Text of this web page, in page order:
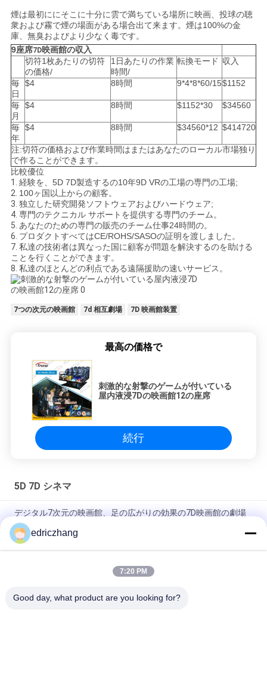
煙は最初ににそこに十分に雲で満ちている場所に映画、投球の聴
衆および霧で煙の場面がある場合出て来ます。煙は100%の金
庫、無臭およびより少なく毒です。
9座席7D映画館の収入
切符1枚あたりの切符
の価格/
1日あたりの作業
時間/
転換モード 収入
毎
日
$4 8時間 9*4*8*60/15$1152
毎
月
$4 8時間 $1152*30 $34560
毎
年
$4 8時間 $34560*12 $414720
注:切符の価格および作業時間はまたはあなたのローカル市場独り
で作ることができます。
比較優位
1. 経験を、5D 7D製造するの10年9D VRの工場の専門の工場;
2. 100ヶ国以上からの顧客。
3. 独立した研究開発ソフトウェアおよびハードウェア;
4. 専門のテクニカル サポートを提供する専門のチーム。
5. あなたのための専門の販売のチーム仕事24時間の。
6. プロダクトすべてはCE/ROHS/SASOの証明を渡しました。
7. 私達の技術者は異なった国に顧客が問題を解決するのを助ける
ことを行くことができます。
8. 私達のほとんどの利点である遠隔援助の速いサービス。
7つの次元の映画館 7d 相互劇場 7D 映画館装置
最高の価格で
刺激的な射撃のゲームが付いている
屋内液浸7Dの映画館12の座席
続行
5D 7D シネマ
デジタル7次元の映画館、足の広がりの効果の7D映画館の劇場
6スクリーンの表示システムが付いているDOFのテーマ パーク
の催し物7Dの映画館
5.1チャネルの音声が付いているすばらしい射撃のゲーム7Dの映
edriczhang
7:20 PM
Good day, what product are you looking for?